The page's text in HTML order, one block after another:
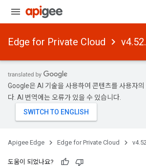
Edge for Private Cloud
Google은 AI 기술을 사용하여 콘텐츠를 사용자의
다. AI 번역에는 오류가 있을 수 있습니다.
Apigee Edge Edge for Private Cloud
도움이 되었나요?